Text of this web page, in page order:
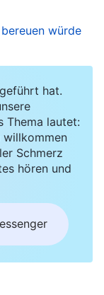
es gewesen
sein.
nicht für
der
Zeit später
sagten, die
zu
glücklich,
nicht jeder
meine
würde
hat.
Thema lautet:
willkommen
Schmerz
hören und